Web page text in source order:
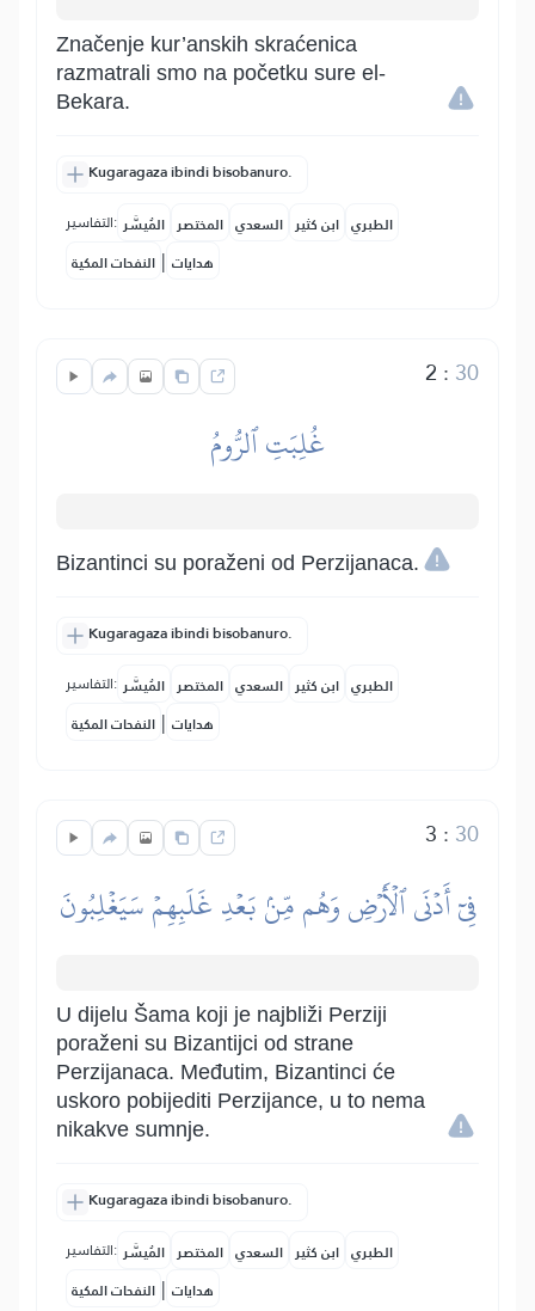
Značenje kur’anskih skraćenica
razmatrali smo na početku sure el-
Bekara.
Kugaragaza ibindi bisobanuro.
التفاسير: المُيسَّر المختصر السعدي ابن كثير الطبري
النفحات المكية | هدايات
2 : 30
غُلِبَتِ ٱلرُّومُ
Bizantinci su poraženi od Perzijanaca.
Kugaragaza ibindi bisobanuro.
التفاسير: المُيسَّر المختصر السعدي ابن كثير الطبري
النفحات المكية | هدايات
3 : 30
فِيٓ أَدۡنَى ٱلۡأَرۡضِ وَهُم مِّنۢ بَعۡدِ غَلَبِهِمۡ سَيَغۡلِبُونَ
U dijelu Šama koji je najbliži Perziji
poraženi su Bizantijci od strane
Perzijanaca. Međutim, Bizantinci će
uskoro pobijediti Perzijance, u to nema
nikakve sumnje.
Kugaragaza ibindi bisobanuro.
التفاسير: المُيسَّر المختصر السعدي ابن كثير الطبري
النفحات المكية | هدايات